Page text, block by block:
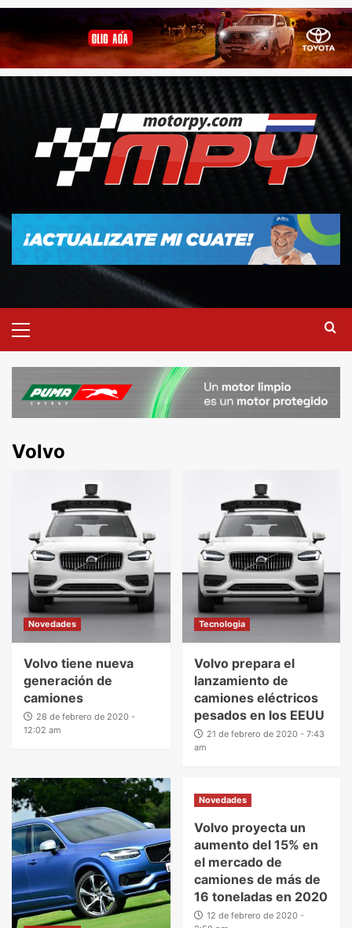
Volvo
Novedades
Volvo tiene nueva
generación de
camiones
28 de febrero de 2020 -
12:02 am
Tecnologia
Volvo prepara el
lanzamiento de
camiones eléctricos
pesados en los EEUU
21 de febrero de 2020 - 7:43
am
Novedades
Volvo proyecta un
aumento del 15% en
el mercado de
camiones de más de
16 toneladas en 2020
12 de febrero de 2020 -